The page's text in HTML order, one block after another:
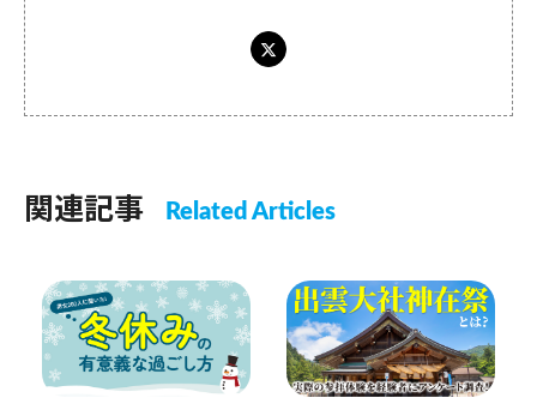
関連記事 Related Articles